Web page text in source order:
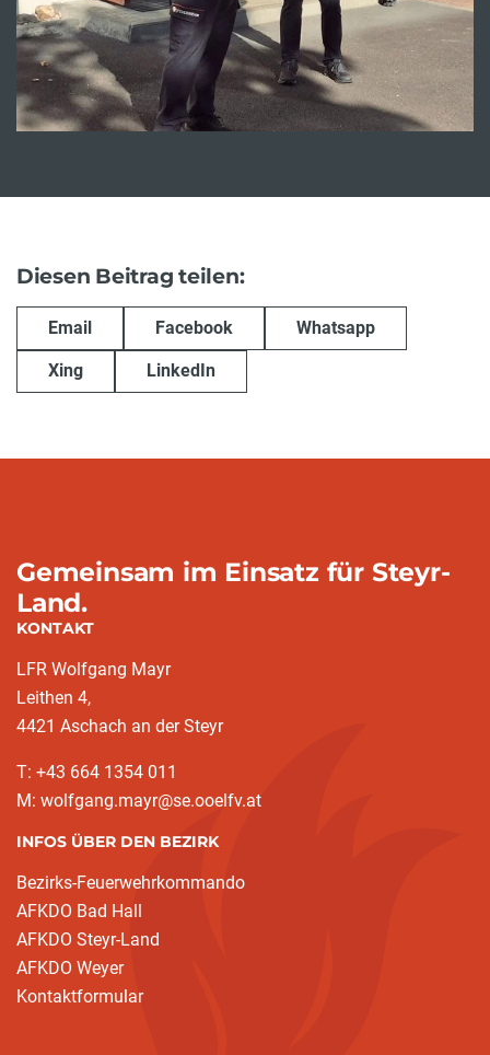
Diesen Beitrag teilen:
Email Facebook Whatsapp
Xing LinkedIn
Gemeinsam im Einsatz für Steyr-
Land.
KONTAKT
LFR Wolfgang Mayr
Leithen 4,
4421 Aschach an der Steyr
T: +43 664 1354 011
M: wolfgang.mayr@se.ooelfv.at
INFOS ÜBER DEN BEZIRK
Bezirks-Feuerwehrkommando
AFKDO Bad Hall
AFKDO Steyr-Land
AFKDO Weyer
Kontaktformular